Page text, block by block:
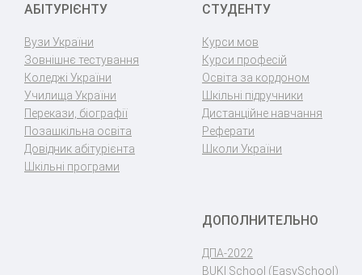
АБІТУРІЄНТУ
Вузи України
Зовнішнє тестування
Коледжі України
Училища України
Перекази, біографії
Позашкільна освіта
Довідник абітурієнта
Шкільні програми
СТУДЕНТУ
Курси мов
Курси професій
Освіта за кордоном
Шкільні підручники
Дистанційне навчання
Реферати
Школи України
ДОПОЛНИТЕЛЬНО
ДПА-2022
BUKI School (EasySchool)